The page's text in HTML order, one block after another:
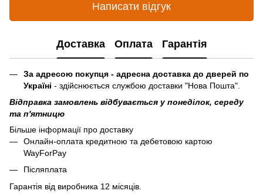
Написати відгук
Доставка Оплата Гарантія
За адресою покупця - адресна доставка до дверей по
Україні - здійснюється службою доставки "Нова Пошта".
Відправка замовлень відбувається у понеділок, середу
та п'ятницю
Більше інформації про доставку
Онлайн-оплата кредитною та дебетовою картою
WayForPay
Післяплата
Гарантія від виробника 12 місяців.